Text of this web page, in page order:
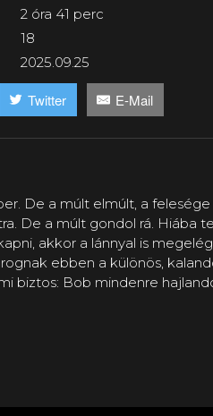
2 óra 41 perc
18
2025.09.25
Twitter E-Mail
De a múlt elmúlt, a
De a múlt gondol rá. Hiába
akkor a lánnyal is
ebben a különös,
biztos: Bob mindenre